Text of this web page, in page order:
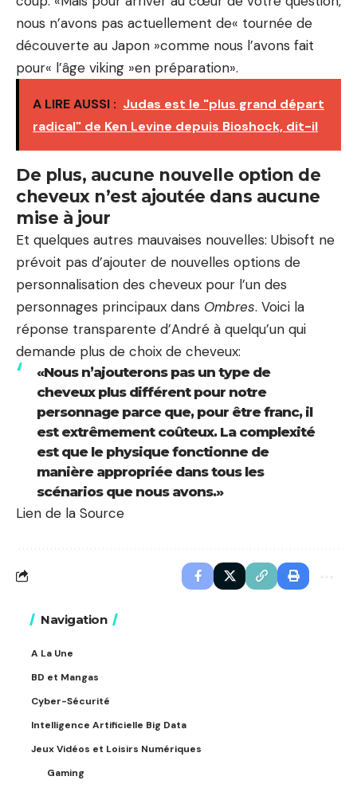
nous n’avons pas actuellement de« tournée de
découverte au Japon »comme nous l’avons fait
pour« l’âge viking »en préparation».
A LIRE AUSSI : Judas est le "plus grand départ
radical" de Ken Levine depuis Bioshock, dit-il
De plus, aucune nouvelle option de
cheveux n’est ajoutée dans aucune
mise à jour
Et quelques autres mauvaises nouvelles: Ubisoft ne
prévoit pas d’ajouter de nouvelles options de
personnalisation des cheveux pour l’un des
personnages principaux dans Ombres. Voici la
réponse transparente d’André à quelqu’un qui
demande plus de choix de cheveux:
«Nous n’ajouterons pas un type de
cheveux plus différent pour notre
personnage parce que, pour être franc, il
est extrêmement coûteux. La complexité
est que le physique fonctionne de
manière appropriée dans tous les
scénarios que nous avons.»
Lien de la Source
Navigation
A La Une
BD et Mangas
Cyber-Sécurité
Intelligence Artificielle Big Data
Jeux Vidéos et Loisirs Numériques
Gaming